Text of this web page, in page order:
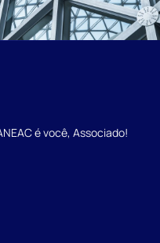
é você, Associado!